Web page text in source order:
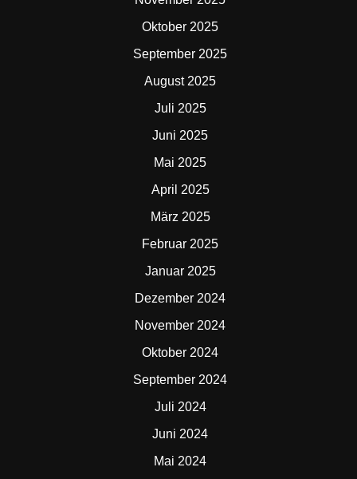
Oktober 2025
September 2025
August 2025
Juli 2025
Juni 2025
Mai 2025
April 2025
März 2025
Februar 2025
Januar 2025
Dezember 2024
November 2024
Oktober 2024
September 2024
Juli 2024
Juni 2024
Mai 2024